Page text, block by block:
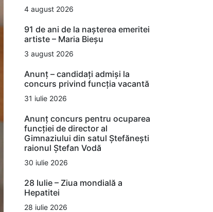
4 august 2026
91 de ani de la nașterea emeritei
artiste – Maria Bieșu
3 august 2026
Anunț – candidați admiși la
concurs privind funcția vacantă
31 iulie 2026
Anunț concurs pentru ocuparea
funcției de director al
Gimnaziului din satul Ștefănești
raionul Ștefan Vodă
30 iulie 2026
28 Iulie – Ziua mondială a
Hepatitei
28 iulie 2026